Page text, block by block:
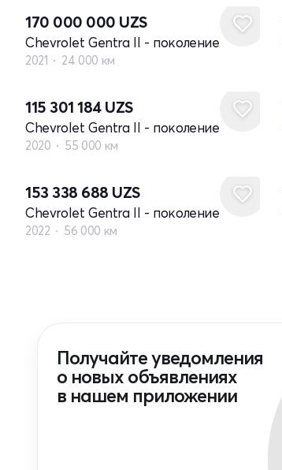
170 000 000 UZS
Chevrolet Gentra II - поколение
2021 24 000 км
115 301 184 UZS
Chevrolet Gentra II - поколение
2020 55 000 км
153 338 688 UZS
Chevrolet Gentra II - поколение
2022 56 000 км
Получайте уведомления
о новых объявлениях
в нашем приложении